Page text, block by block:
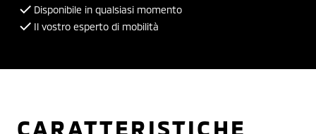
Disponibile in qualsiasi momento
Il vostro esperto di mobilità
CARATTERISTICHE